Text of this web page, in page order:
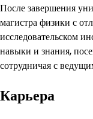
После завершения
магистра физики с
исследовательском
навыки и знания,
сотрудничая с
Карьера